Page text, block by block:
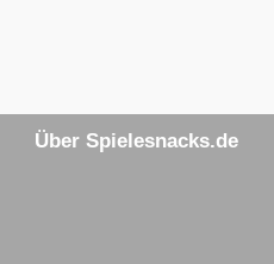
Über Spielesnacks.de